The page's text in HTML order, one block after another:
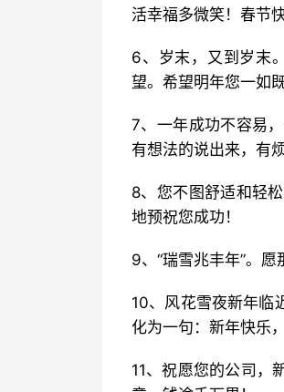
活幸福多微笑！春节快
6、岁末，又到岁末
望。希望明年您一如
7、一年成功不容易
有想法的说出来，有
8、您不图舒适和轻
地预祝您成功！
9、“瑞雪兆丰年”。
10、风花雪夜新年临
化为一句：新年快乐
11、祝愿您的公司，